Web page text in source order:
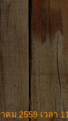
คม 2559 เวลา